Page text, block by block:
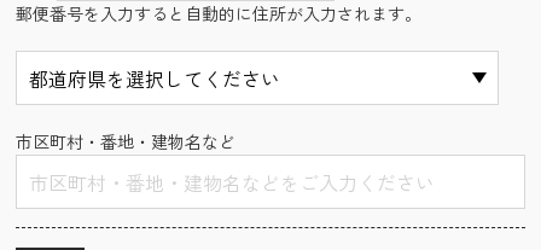
郵便番号を入力すると自動的に住所が入力されます。
市区町村・番地・建物名など